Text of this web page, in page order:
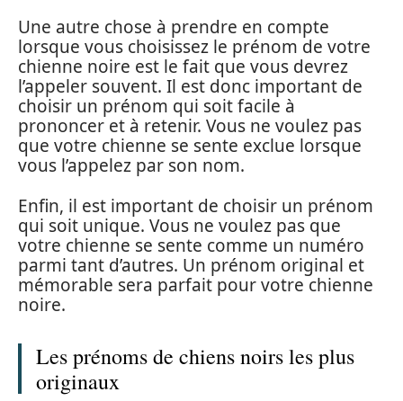
Une autre chose à prendre en compte
lorsque vous choisissez le prénom de votre
chienne noire est le fait que vous devrez
l’appeler souvent. Il est donc important de
choisir un prénom qui soit facile à
prononcer et à retenir. Vous ne voulez pas
que votre chienne se sente exclue lorsque
vous l’appelez par son nom.
Enfin, il est important de choisir un prénom
qui soit unique. Vous ne voulez pas que
votre chienne se sente comme un numéro
parmi tant d’autres. Un prénom original et
mémorable sera parfait pour votre chienne
noire.
Les prénoms de chiens noirs les plus
originaux